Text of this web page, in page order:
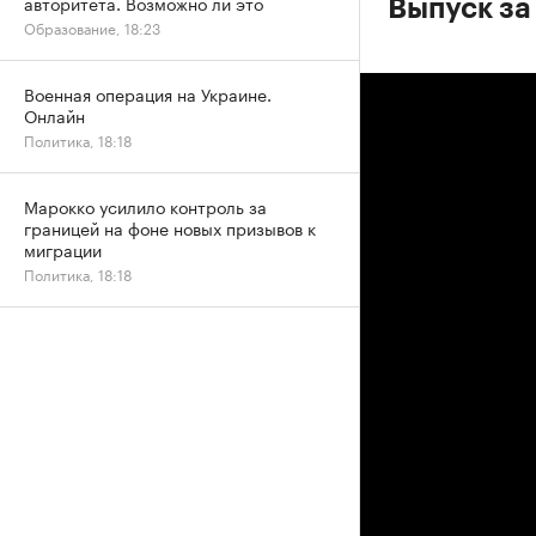
Выпуск
Образование, 18:23
Военная операция на Украине.
Онлайн
Политика, 18:18
Марокко усилило контроль за
границей на фоне новых призывов к
миграции
Политика, 18:18